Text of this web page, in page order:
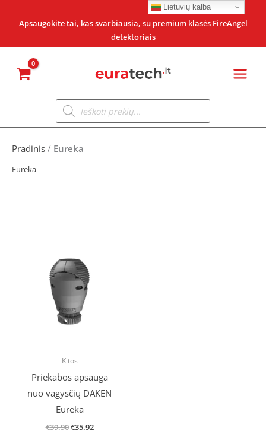
Apsaugokite tai, kas svarbiausia, su premium klasės FireAngel
detektoriais
Products
search
Pradinis / Eureka
Eureka
Kitos
Priekabos apsauga
nuo vagysčių DAKEN
Eureka
€39.90
was:
€39.90.
€35.92
Lietuvių kalba